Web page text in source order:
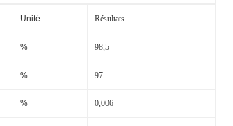
Unité Résultats
% 98,5
% 97
% 0,006